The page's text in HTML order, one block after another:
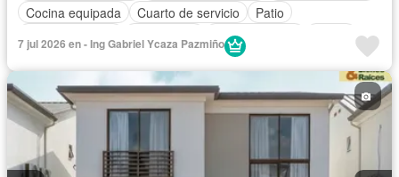
Cocina equipada
Cuarto de servicio
Patio
Cocina integral
Garita de guardianía
Seguridad
Solo familias
7 jul 2026 en - Ing Gabriel Ycaza Pazmiño